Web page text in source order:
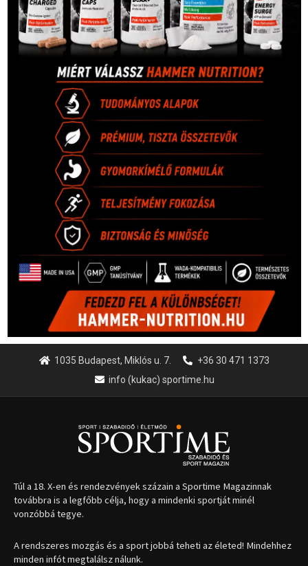
1035 Budapest, Miklós u. 7.
+36 30 471 1373
info (kukac) sportime.hu
Túl a 18. X-en és rendezvények százain a Sportime Magazinnak
továbbra is a legfőbb célja, hogy a mindenki sportját minél
vonzóbbá tegye.
A rendszeres mozgás és a sport jobbá teheti az életed! Mindehhez
minden infót megtalálsz nálunk.